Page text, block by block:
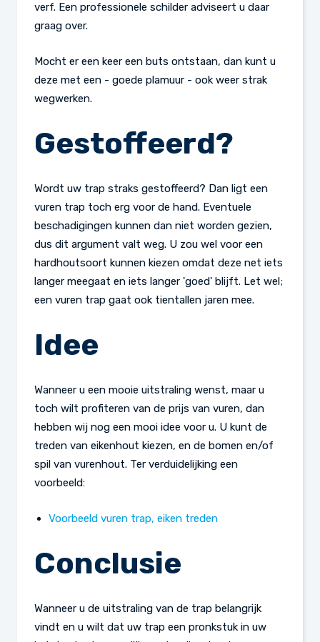
verf. Een professionele schilder adviseert u daar
graag over.
Mocht er een keer een buts ontstaan, dan kunt u
deze met een - goede plamuur - ook weer strak
wegwerken.
Gestoffeerd?
Wordt uw trap straks gestoffeerd? Dan ligt een
vuren trap toch erg voor de hand. Eventuele
beschadigingen kunnen dan niet worden gezien,
dus dit argument valt weg. U zou wel voor een
hardhoutsoort kunnen kiezen omdat deze net iets
langer meegaat en iets langer 'goed' blijft. Let wel;
een vuren trap gaat ook tientallen jaren mee.
Idee
Wanneer u een mooie uitstraling wenst, maar u
toch wilt profiteren van de prijs van vuren, dan
hebben wij nog een mooi idee voor u. U kunt de
treden van eikenhout kiezen, en de bomen en/of
spil van vurenhout. Ter verduidelijking een
voorbeeld:
Voorbeeld vuren trap, eiken treden
Conclusie
Wanneer u de uitstraling van de trap belangrijk
vindt en u wilt dat uw trap een pronkstuk in uw